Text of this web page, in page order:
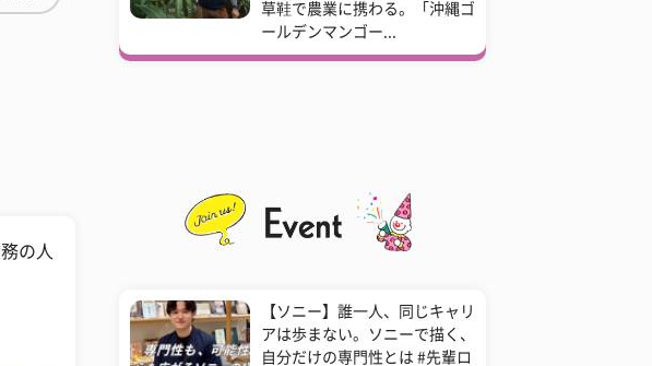
の人
草鞋で農業に携わる。「沖縄ゴ
ールデンマンゴー...
【ソニー】誰一人、同じキャリ
アは歩まない。ソニーで描く、
自分だけの専門性とは #先輩ロ